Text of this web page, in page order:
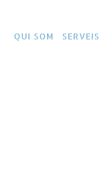
QUI SOM SERVEIS